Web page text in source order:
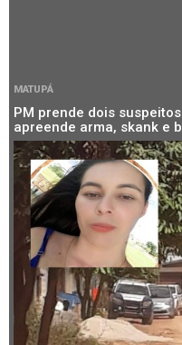
MATUPÁ
PM prende dois
apreende arma, skank e